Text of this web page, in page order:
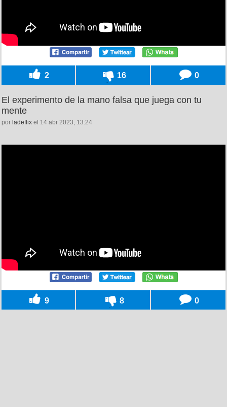
2 16 0
El experimento de la mano falsa que juega con tu
mente
por ladeflix el 14 abr 2023, 13:24
9 8 0